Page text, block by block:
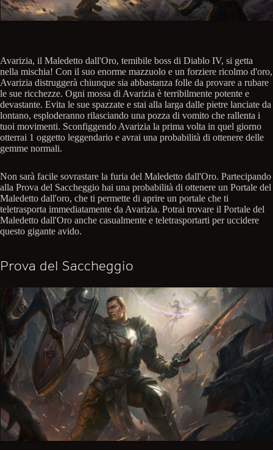
Avarizia, il Maledetto dall'Oro, temibile boss di Diablo IV, si getta
nella mischia! Con il suo enorme mazzuolo e un forziere ricolmo d'oro,
Avarizia distruggerà chiunque sia abbastanza folle da provare a rubare
le sue ricchezze. Ogni mossa di Avarizia è terribilmente potente e
devastante. Evita le sue spazzate e stai alla larga dalle pietre lanciate da
lontano, esploderanno rilasciando una pozza di vomito che rallenta i
tuoi movimenti. Sconfiggendo Avarizia la prima volta in quel giorno
otterrai 1 oggetto leggendario e avrai una probabilità di ottenere delle
gemme normali.
Non sarà facile sovrastare la furia del Maledetto dall'Oro. Partecipando
alla Prova del Saccheggio hai una probabilità di ottenere un Portale del
Maledetto dall'oro, che ti permette di aprire un portale che ti
teletrasporta immediatamente da Avarizia. Potrai trovare il Portale del
Maledetto dall'Oro anche casualmente e teletrasportarti per uccidere
questo gigante avido.
Prova del Saccheggio